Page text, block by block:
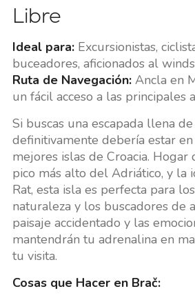
Libre
Ideal para:Excursionistas,
buceadores, aficionados al
Ruta de Navegación:Ancla en
un fácil acceso a las principales
Si buscas una escapada llena
definitivamente debería estar
mejores islas de Croacia. Hogar
pico más alto del Adriático, y la
Rat, esta isla es perfecta para
naturaleza y los buscadores de
paisaje accidentado y las
mantendrán tu adrenalina en
tu visita.
Cosas que Hacer en Brač: